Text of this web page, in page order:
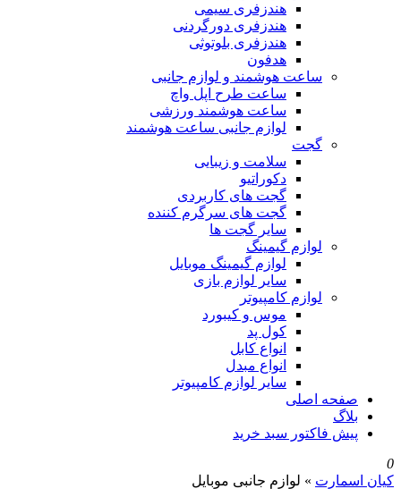
هندزفری سیمی
هندزفری دورگردنی
هندزفری بلوتوثی
هدفون
ساعت هوشمند و لوازم جانبی
ساعت طرح اپل واچ
ساعت هوشمند ورزشی
لوازم جانبی ساعت هوشمند
گجت
سلامت و زیبایی
دکوراتیو
گجت های کاربردی
گجت های سرگرم کننده
سایر گجت ها
لوازم گیمینگ
لوازم گیمینگ موبایل
سایر لوازم بازی
لوازم کامپیوتر
موس و کیبورد
کول پد
انواع کابل
انواع مبدل
سایر لوازم کامپیوتر
صفحه اصلی
بلاگ
پیش فاکتور سبد خرید
0
کیان اسمارت » لوازم جانبی موبایل